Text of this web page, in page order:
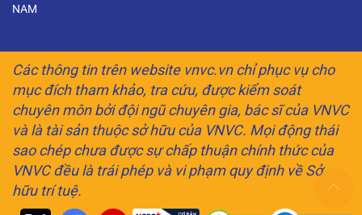
NAM
Các thông tin trên website vnvc.vn chỉ phục vụ cho
mục đích tham khảo, tra cứu, được kiểm soát
chuyên môn bởi đội ngũ chuyên gia, bác sĩ của VNVC
và là tài sản thuộc sở hữu của VNVC. Mọi động thái
sao chép chưa được sự chấp thuận chính thức của
VNVC đều là trái phép và vi phạm quy định về Sở
hữu trí tuệ.